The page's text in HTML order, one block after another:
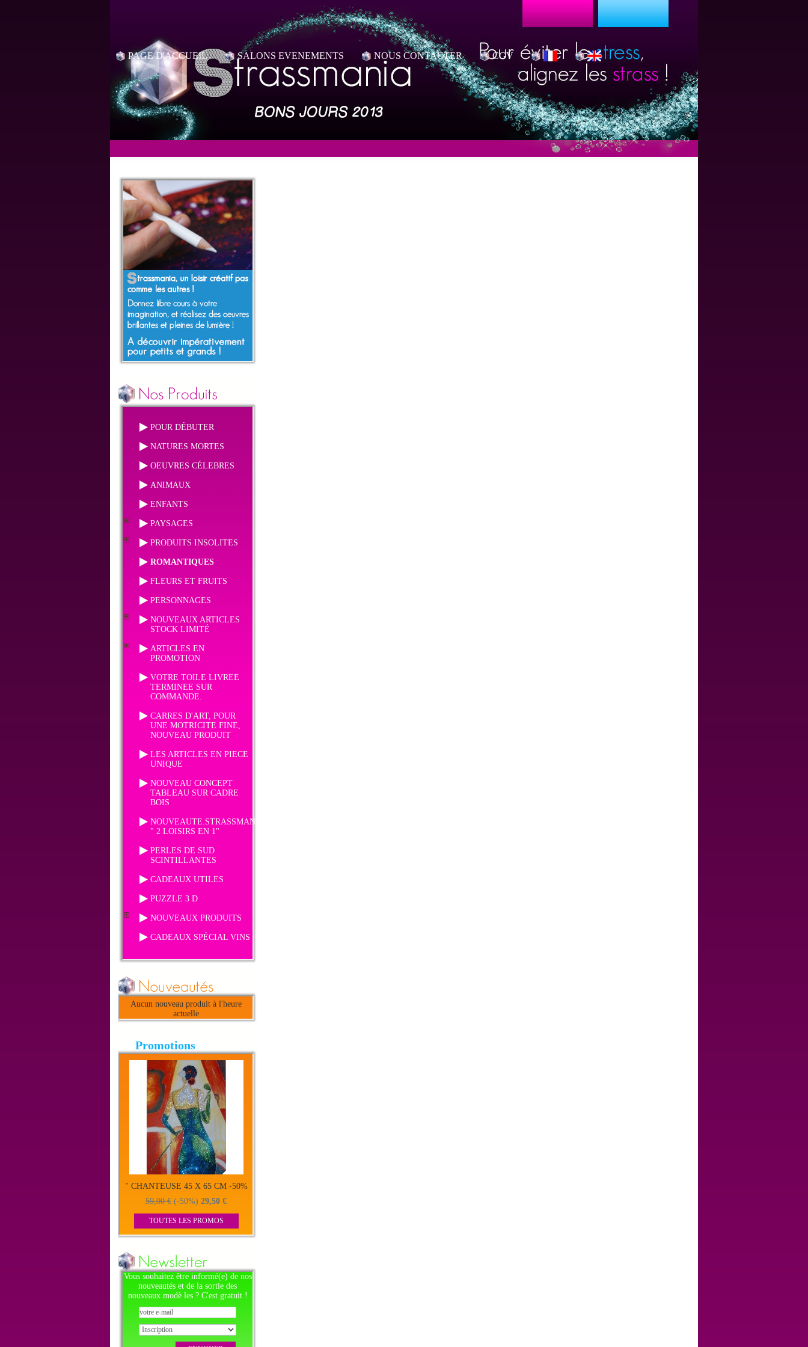
PAGE D'ACCUEIL SALONS EVENEMENTS NOUS CONTACTER CGV
POUR DÉBUTER
NATURES MORTES
OEUVRES CÉLEBRES
ANIMAUX
ENFANTS
PAYSAGES
PRODUITS INSOLITES
ROMANTIQUES
FLEURS ET FRUITS
PERSONNAGES
NOUVEAUX ARTICLES
STOCK LIMITÉ
ARTICLES EN
PROMOTION
VOTRE TOILE LIVREE
TERMINEE SUR
COMMANDE.
CARRES D'ART, POUR
UNE MOTRICITE FINE,
NOUVEAU PRODUIT
LES ARTICLES EN PIECE
UNIQUE
NOUVEAU CONCEPT
TABLEAU SUR CADRE
BOIS
NOUVEAUTE.STRASSMANIA
" 2 LOISIRS EN 1"
PERLES DE SUD
SCINTILLANTES
CADEAUX UTILES
PUZZLE 3 D
NOUVEAUX PRODUITS
CADEAUX SPÉCIAL VINS
Aucun nouveau produit à l'heure
actuelle
Promotions
" CHANTEUSE 45 X 65 CM -50%
59,00 € (-50%) 29,50 €
TOUTES LES PROMOS
Vous souhaitez être informé(e) de nos
nouveautés et de la sortie des
nouveaux modè les ? C'est gratuit !